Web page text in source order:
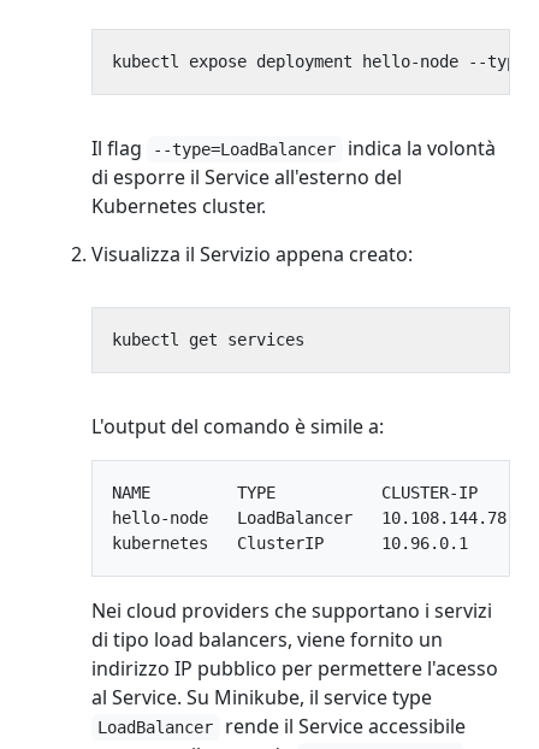
kubectl expose deployment hello-node --type
Il flag --type=LoadBalancer
indica la volontà
di esporre il Service all'esterno del
Kubernetes cluster.
Visualizza il Servizio appena creato:
L'output del comando è simile a:
NAME         TYPE           CLUSTER-IP
hello-node   LoadBalancer   10.108.144.78
Nei cloud providers che supportano i servizi
di tipo load balancers, viene fornito un
indirizzo IP pubblico per permettere l'acesso
al Service. Su Minikube, il service type
LoadBalancer
rende il Service accessibile